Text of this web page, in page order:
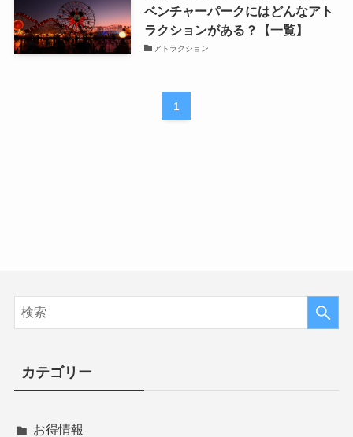
ベンチャーパークにはどんなアト
ラクションがある？【一覧】
アトラクション
1
カテゴリー
お得情報